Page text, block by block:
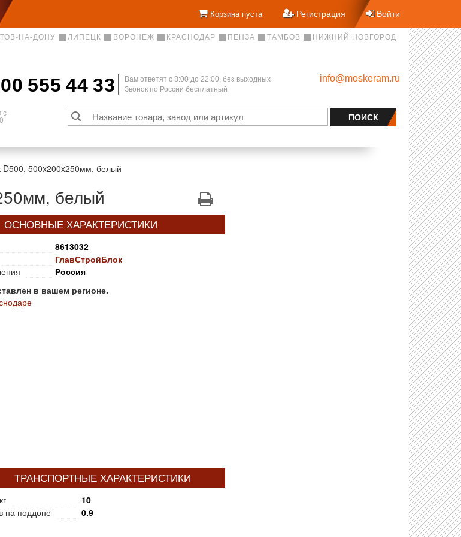
Корзина пуста Регистрация Войти
НА-ДОНУ ЛИПЕЦК ВОРОНЕЖ КРАСНОДАР ПЕНЗА ТАМБОВ
НИЖНИЙ НОВГОРОД
555 44 33
Вам ответят c 8:00 до 22:00, без выходных
Звонок по России бесплатный
info@moskeram.ru
с
D500, 500x200x250мм, белый
белый
ОСНОВНЫЕ ХАРАКТЕРИСТИКИ
8613032
ГлавСтройБлок
Россия
в вашем регионе.
ТРАНСПОРТНЫЕ ХАРАКТЕРИСТИКИ
10
на поддоне
0.9